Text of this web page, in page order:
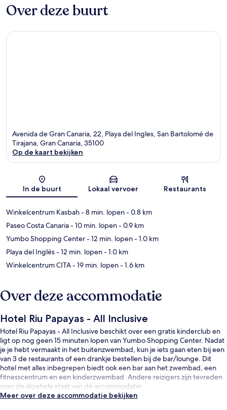
Over deze buurt
Avenida de Gran Canaria, 22, Playa del Ingles, San Bartolomé de
Tirajana, Gran Canaria, 35100
Op de kaart bekijken
In de buurt Lokaal vervoer Restaurants
Winkelcentrum Kasbah- 8 min. lopen- 0.8 km
Paseo Costa Canaria- 10 min. lopen- 0.9 km
Yumbo Shopping Center- 12 min. lopen- 1.0 km
Playa del Inglés- 12 min. lopen- 1.0 km
Winkelcentrum CITA- 19 min. lopen- 1.6 km
Over deze accommodatie
Hotel Riu Papayas - All Inclusive
Hotel Riu Papayas - All Inclusive beschikt over een gratis kinderclub en
ligt op nog geen 15 minuten lopen van Yumbo Shopping Center. Nadat
je je hebt vermaakt in het buitenzwembad, kun je iets gaan eten bij een
van 3 de restaurants of een drankje bestellen bij de bar/lounge. Dit
hotel met alles inbegrepen biedt ook een bar aan het zwembad, een
fitnesscentrum en een kinderzwembad. Andere reizigers zijn tevreden
over de algehele staat van de accommodatie.
Meer over deze accommodatie bekijken